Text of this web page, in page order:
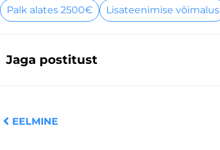
Palk alates 2500€
Lisateenimise võimalus
Jaga postitust
EELMINE